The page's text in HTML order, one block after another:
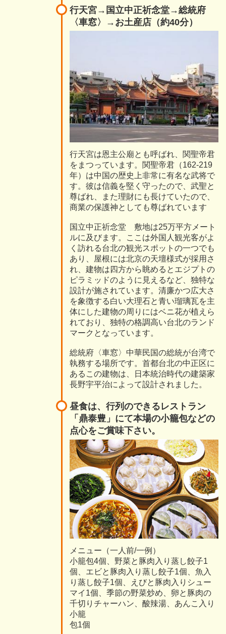
行天宮→国立中正祈念堂→総統府
〈車窓〉→お土産店（約40分）
行天宮は恩主公廟とも呼ばれ、関聖帝君
をまつっています。関聖帝君（162-219
年）は中国の歴史上非常に有名な武将で
す。彼は信義を堅く守ったので、武聖と
尊ばれ、また理財にも長けていたので、
商業の保護神としても尊ばれています
国立中正祈念堂 敷地は25万平方メート
ルに及びます。ここは外国人観光客がよ
く訪れる台北の観光スポットの一つでも
あり、屋根には北京の天壇様式が採用さ
れ、建物は四方から眺めるとエジプトの
ピラミッドのように見えるなど、独特な
設計が施されています。清廉かつ広大さ
を象徴する白い大理石と青い瑠璃瓦を主
体にした建物の周りにはベニ花が植えら
れており、独特の格調高い台北のランド
マークとなっています。
総統府〈車窓〉中華民国の総統が台湾で
執務する場所です。首都台北の中正区に
あるこの建物は、日本統治時代の建築家
長野宇平治によって設計されました。
昼食は、行列のできるレストラン
「鼎泰豊」にて本場の小籠包などの
点心をご賞味下さい。
メニュー（一人前/一例）
小籠包4個、野菜と豚肉入り蒸し餃子1
個、エビと豚肉入り蒸し餃子1個、魚入
り蒸し餃子1個、えびと豚肉入りシュー
マイ1個、季節の野菜炒め、卵と豚肉の
千切りチャーハン、酸辣湯、あんこ入り
小籠
包1個